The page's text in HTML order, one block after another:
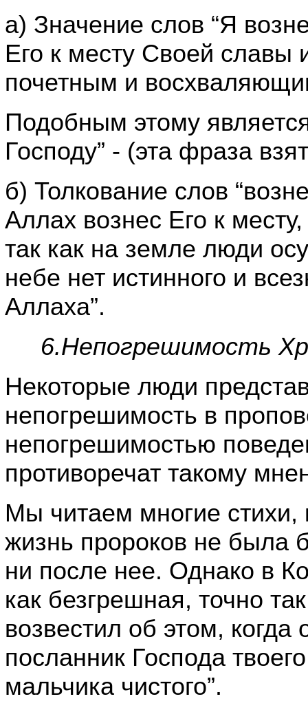
а) Значение слов “Я
Его к месту Своей славы
почетным и
Подобным этому
Господу” - (эта фраза
б) Толкование слов
Аллах вознес Его к
так как на земле люди
небе нет истинного и
Аллаха”.
6.Непогрешимость
Некоторые люди
непогрешимость в
непогрешимостью
противоречат такому
Мы читаем многие стихи,
жизнь пророков не была
ни после нее. Однако в
как безгрешная, точно
возвестил об этом, когда
посланник Господа
мальчика чистого”.